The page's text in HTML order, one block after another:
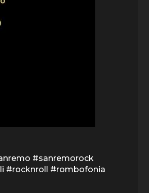
#sanremorock
#rocknroll #rombofonia